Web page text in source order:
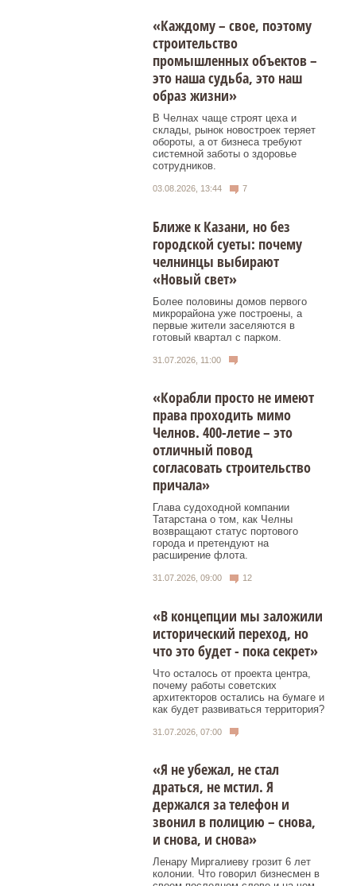
«Каждому – свое, поэтому
строительство
промышленных объектов –
это наша судьба, это наш
образ жизни»
В Челнах чаще строят цеха и
склады, рынок новостроек теряет
обороты, а от бизнеса требуют
системной заботы о здоровье
сотрудников.
03.08.2026, 13:44 7
Ближе к Казани, но без
городской суеты: почему
челнинцы выбирают
«Новый свет»
Более половины домов первого
микрорайона уже построены, а
первые жители заселяются в
готовый квартал с парком.
31.07.2026, 11:00
«Корабли просто не имеют
права проходить мимо
Челнов. 400-летие – это
отличный повод
согласовать строительство
причала»
Глава судоходной компании
Татарстана о том, как Челны
возвращают статус портового
города и претендуют на
расширение флота.
31.07.2026, 09:00 12
«В концепции мы заложили
исторический переход, но
что это будет - пока секрет»
Что осталось от проекта центра,
почему работы советских
архитекторов остались на бумаге и
как будет развиваться территория?
31.07.2026, 07:00
«Я не убежал, не стал
драться, не мстил. Я
держался за телефон и
звонил в полицию – снова,
и снова, и снова»
Ленару Миргалиеву грозит 6 лет
колонии. Что говорил бизнесмен в